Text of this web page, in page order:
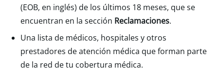
(EOB, en inglés) de los últimos 18 meses, que se
encuentran en la sección Reclamaciones.
Una lista de médicos, hospitales y otros
prestadores de atención médica que forman parte
de la red de tu cobertura médica.